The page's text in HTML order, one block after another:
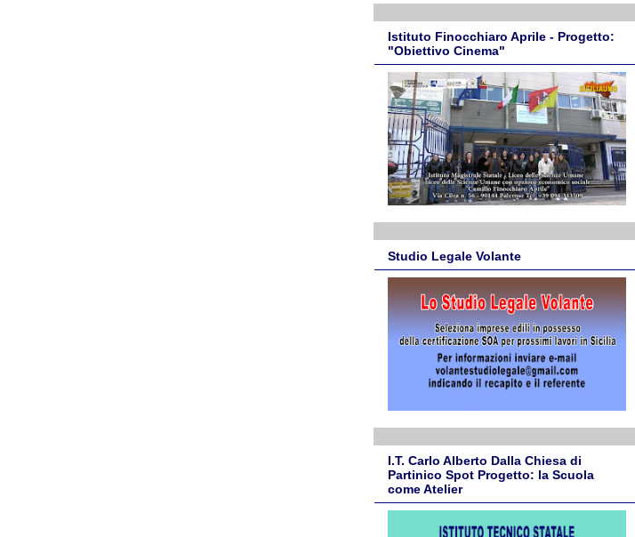
Istituto Finocchiaro Aprile - Progetto:
"Obiettivo Cinema"
Studio Legale Volante
I.T. Carlo Alberto Dalla Chiesa di
Partinico Spot Progetto: la Scuola
come Atelier